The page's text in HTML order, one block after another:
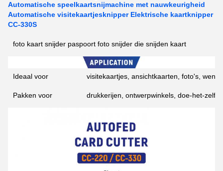
Automatische speelkaartsnijmachine met nauwkeurigheid
Automatische visitekaartjesknipper Elektrische kaartknipper
CC-330S
foto kaart snijder paspoort foto snijder die snijden kaart
Ideaal voor visitekaartjes, ansichtkaarten, foto's,
Pakken voor drukkerijen, ontwerpwinkels, doe-het-zelf-